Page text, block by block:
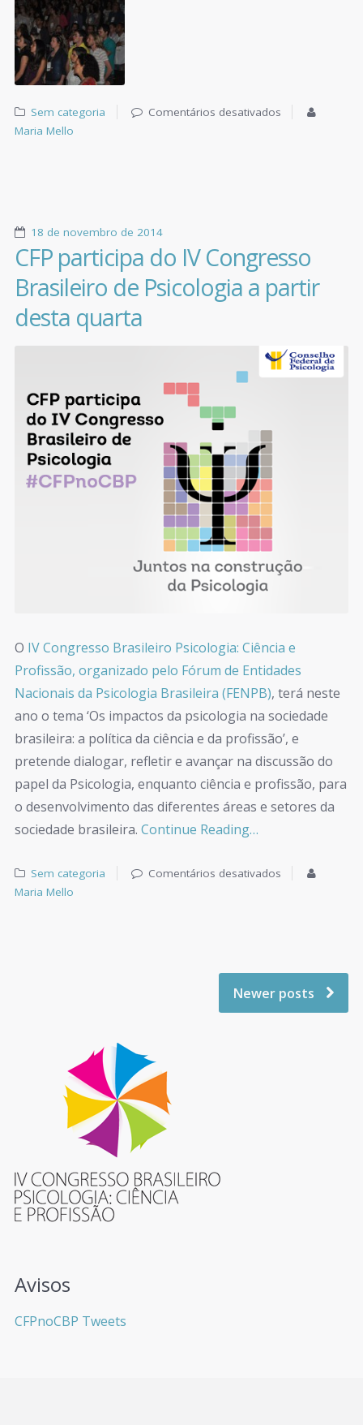
Sem categoria
Comentários desativados
Maria Mello
18 de novembro de 2014
CFP participa do IV Congresso
Brasileiro de Psicologia a partir
desta quarta
O IV Congresso Brasileiro Psicologia: Ciência e
Profissão, organizado pelo Fórum de Entidades
Nacionais da Psicologia Brasileira (FENPB), terá neste
ano o tema ‘Os impactos da psicologia na sociedade
brasileira: a política da ciência e da profissão’, e
pretende dialogar, refletir e avançar na discussão do
papel da Psicologia, enquanto ciência e profissão, para
o desenvolvimento das diferentes áreas e setores da
sociedade brasileira. Continue Reading…
Sem categoria
Comentários desativados
Maria Mello
Newer posts
Avisos
CFPnoCBP Tweets